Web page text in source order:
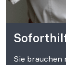
Sie brauchen